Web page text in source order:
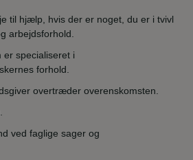
til hjælp, hvis der er noget, du er i tvivl
arbejdsforhold.
er specialiseret i
forhold.
overtræder overenskomsten.
ved faglige sager og